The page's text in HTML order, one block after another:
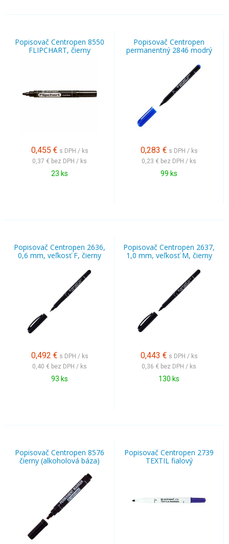
Popisovač Centropen 8550
FLIPCHART, čierny
0,455 € s DPH / ks
0,37 € bez DPH / ks
23 ks
Popisovač Centropen
permanentný 2846 modrý
0,283 € s DPH / ks
0,23 € bez DPH / ks
99 ks
Popisovač Centropen 2636,
0,6 mm, veľkosť F, čierny
0,492 € s DPH / ks
0,40 € bez DPH / ks
93 ks
Popisovač Centropen 2637,
1,0 mm, veľkosť M, čierny
0,443 € s DPH / ks
0,36 € bez DPH / ks
130 ks
Popisovač Centropen 8576
čierny (alkoholová báza)
Popisovač Centropen 2739
TEXTIL fialový